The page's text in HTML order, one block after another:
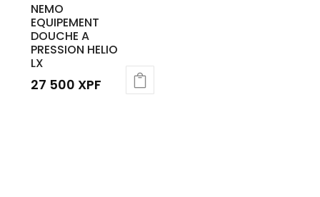
NEMO
EQUIPEMENT
DOUCHE A
PRESSION HELIO
LX
27 500 XPF